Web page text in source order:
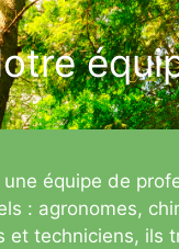
équipe de
: agronomes,
et techniciens, ils